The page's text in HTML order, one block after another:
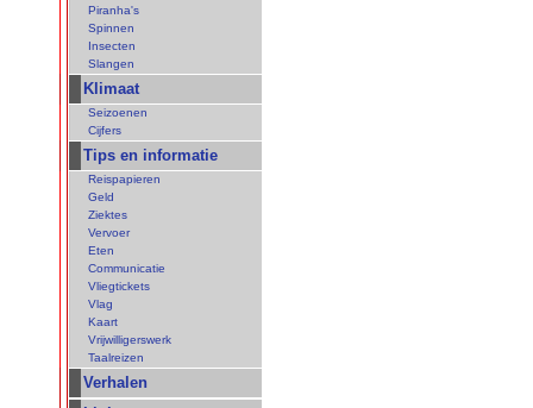
Piranha's
Spinnen
Insecten
Slangen
Klimaat
Seizoenen
Cijfers
Tips en informatie
Reispapieren
Geld
Ziektes
Vervoer
Eten
Communicatie
Vliegtickets
Vlag
Kaart
Vrijwilligerswerk
Taalreizen
Verhalen